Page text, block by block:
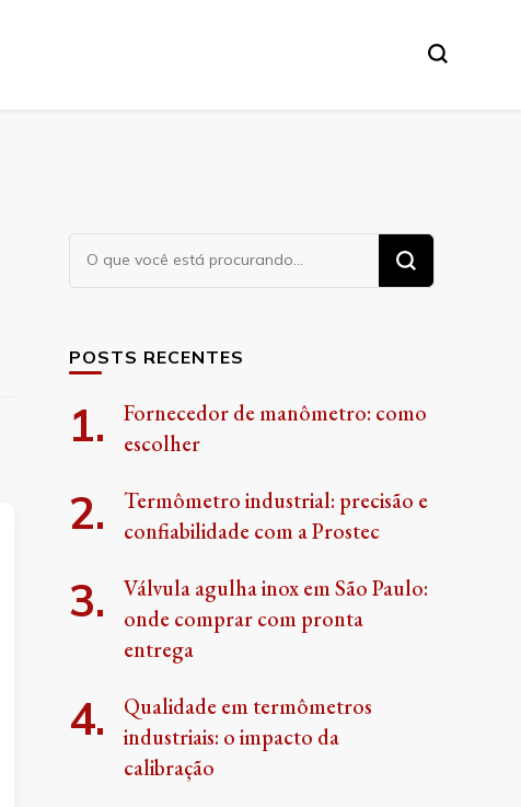
Procurando
algo?
POSTS RECENTES
Fornecedor de manômetro: como
escolher
Termômetro industrial: precisão e
confiabilidade com a Prostec
Válvula agulha inox em São Paulo:
onde comprar com pronta
entrega
Qualidade em termômetros
industriais: o impacto da
calibração